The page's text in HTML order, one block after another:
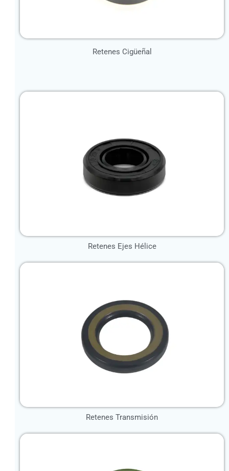
Retenes Cigüeñal
Retenes Ejes Hélice
Retenes Transmisión